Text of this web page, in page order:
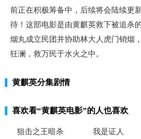
前正在积极筹备中，后续将会陆续更
待！这部电影是由黄麒英救下被追杀
烟丸成立民团并协助林大人虎门销烟
狂澜，救万民于水火之中。
黄麒英分集剧情
喜欢看“黄麒英电影”的人也喜欢
狙击之王暗杀 我是证人